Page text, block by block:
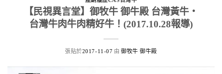
【民視異言堂】御牧牛 御牛殿 台灣黃牛‧
台灣牛肉牛肉精好牛！(2017.10.28報導)
張貼於2017-11-07 由御牧牛 御牛殿